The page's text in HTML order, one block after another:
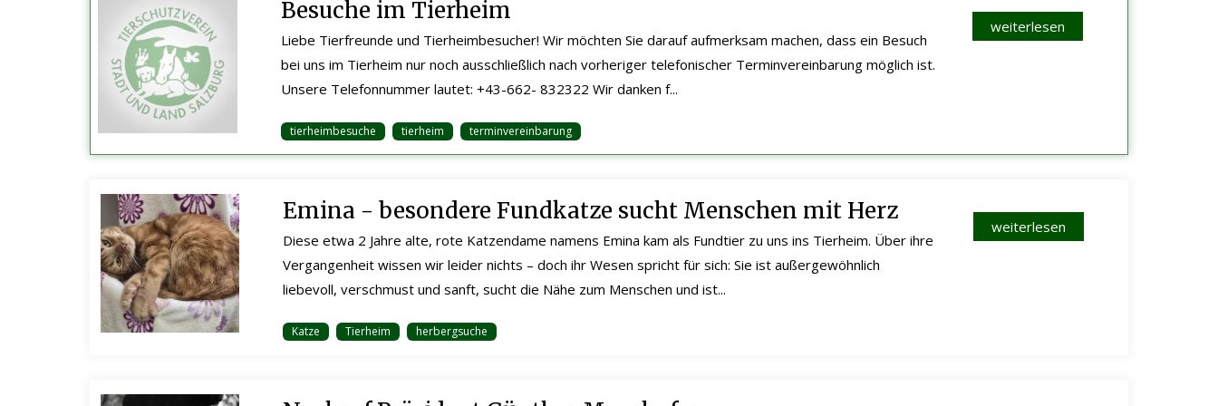
Besuche im Tierheim
Liebe Tierfreunde und Tierheimbesucher! Wir möchten Sie darauf aufmerksam machen, dass ein Besuch
bei uns im Tierheim nur noch ausschließlich nach vorheriger telefonischer Terminvereinbarung möglich ist.
Unsere Telefonnummer lautet: +43-662- 832322 Wir danken f...
tierheimbesuche tierheim terminvereinbarung
weiterlesen
Emina - besondere Fundkatze sucht Menschen mit Herz
Diese etwa 2 Jahre alte, rote Katzendame namens Emina kam als Fundtier zu uns ins Tierheim. Über ihre
Vergangenheit wissen wir leider nichts – doch ihr Wesen spricht für sich: Sie ist außergewöhnlich
liebevoll, verschmust und sanft, sucht die Nähe zum Menschen und ist...
Katze Tierheim herbergsuche
weiterlesen